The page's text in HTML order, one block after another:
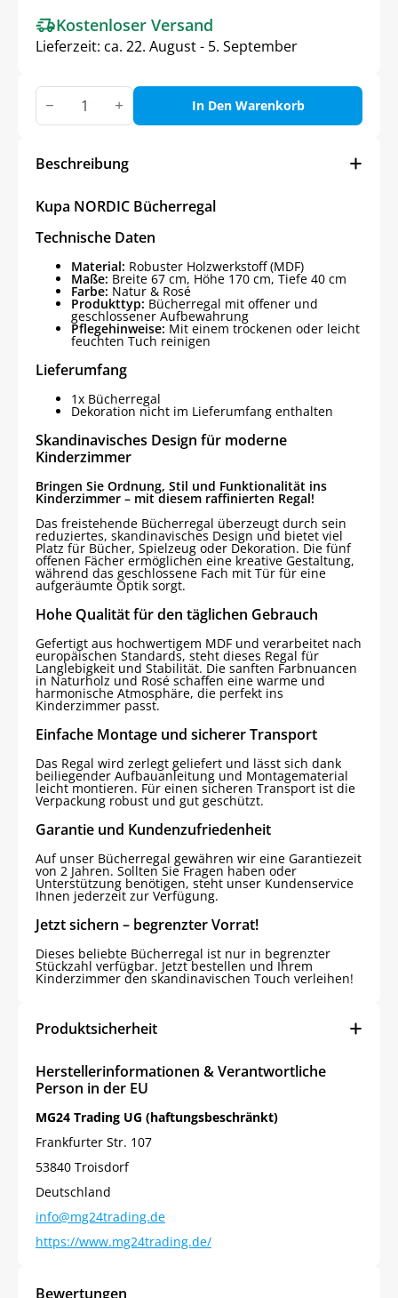
Kostenloser Versand
Lieferzeit: ca. 22. August - 5. September
Kupa
NORDIC
Bücherregal
In Den Warenkorb
Beschreibung
Kupa NORDIC Bücherregal
Technische Daten
Material: Robuster Holzwerkstoff (MDF)
Maße: Breite 67 cm, Höhe 170 cm, Tiefe 40 cm
Farbe: Natur & Rosé
Produkttyp: Bücherregal mit offener und
geschlossener Aufbewahrung
Pflegehinweise: Mit einem trockenen oder leicht
feuchten Tuch reinigen
Lieferumfang
1x Bücherregal
Dekoration nicht im Lieferumfang enthalten
Skandinavisches Design für moderne
Kinderzimmer
Bringen Sie Ordnung, Stil und Funktionalität ins
Kinderzimmer – mit diesem raffinierten Regal!
Das freistehende Bücherregal überzeugt durch sein
reduziertes, skandinavisches Design und bietet viel
Platz für Bücher, Spielzeug oder Dekoration. Die fünf
offenen Fächer ermöglichen eine kreative Gestaltung,
während das geschlossene Fach mit Tür für eine
aufgeräumte Optik sorgt.
Hohe Qualität für den täglichen Gebrauch
Gefertigt aus hochwertigem MDF und verarbeitet nach
europäischen Standards, steht dieses Regal für
Langlebigkeit und Stabilität. Die sanften Farbnuancen
in Naturholz und Rosé schaffen eine warme und
harmonische Atmosphäre, die perfekt ins
Kinderzimmer passt.
Einfache Montage und sicherer Transport
Das Regal wird zerlegt geliefert und lässt sich dank
beiliegender Aufbauanleitung und Montagematerial
leicht montieren. Für einen sicheren Transport ist die
Verpackung robust und gut geschützt.
Garantie und Kundenzufriedenheit
Auf unser Bücherregal gewähren wir eine Garantiezeit
von 2 Jahren. Sollten Sie Fragen haben oder
Unterstützung benötigen, steht unser Kundenservice
Ihnen jederzeit zur Verfügung.
Jetzt sichern – begrenzter Vorrat!
Dieses beliebte Bücherregal ist nur in begrenzter
Stückzahl verfügbar. Jetzt bestellen und Ihrem
Kinderzimmer den skandinavischen Touch verleihen!
Produktsicherheit
Herstellerinformationen & Verantwortliche
Person in der EU
MG24 Trading UG (haftungsbeschränkt)
Frankfurter Str. 107
53840 Troisdorf
Deutschland
info@mg24trading.de
https://www.mg24trading.de/
Bewertungen